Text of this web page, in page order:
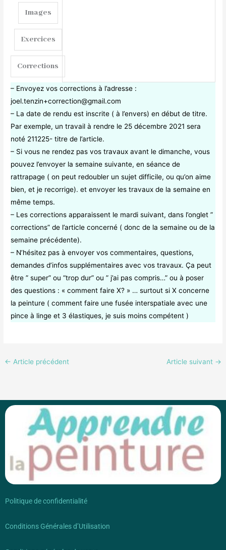
Images
Exercices
Corrections
– Envoyez vos corrections à l’adresse :
joel.tenzin+correction@gmail.com
– La date de rendu est inscrite ( à l’envers) en début de titre.
Par exemple, un travail à rendre le 25 décembre 2021 sera
noté 211225- titre de l’article.
– Si vous ne rendez pas vos travaux avant le dimanche, vous
pouvez l’envoyer la semaine suivante, en séance de
rattrapage ( on peut redoubler un sujet difficile, ou qu’on aime
bien, et je recorrige). et envoyer les travaux de la semaine en
même temps.
– Les corrections apparaissent le mardi suivant, dans l’onglet ”
corrections” de l’article concerné ( donc de la semaine ou de la
semaine précédente).
– N’hésitez pas à envoyer vos commentaires, questions,
demandes d’infos supplémentaires avec vos travaux. Ça peut
être ” super” ou “trop dur” ou ” j’ai pas compris…” ou à poser
des questions : « comment faire X? » … surtout si X concerne
la peinture ( comment faire une fusée interspatiale avec une
pince à linge et 3 élastiques, je suis moins compétent )
← Article précédent Article suivant →
Politique de confidentialité
Conditions Générales d’Utilisation